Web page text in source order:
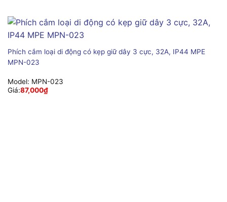
Phích cắm loại di động có kẹp giữ dây 3 cực, 32A, IP44 MPE
MPN-023
Model: MPN-023
Giá:87,000₫